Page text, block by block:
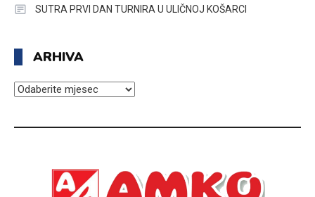
SUTRA PRVI DAN TURNIRA U ULIČNOJ KOŠARCI
ARHIVA
ARHIVA